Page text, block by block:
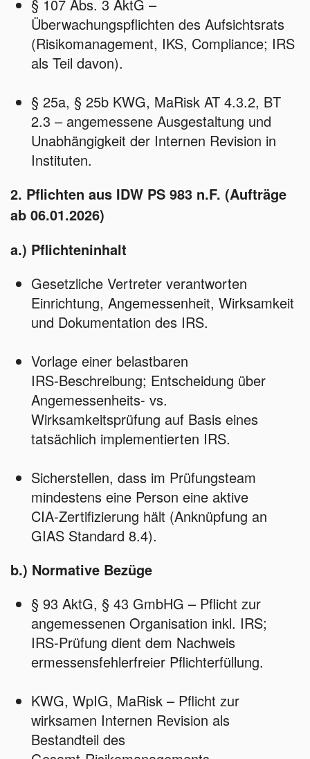
§ 107 Abs. 3 AktG –
Überwachungspflichten des Aufsichtsrats
(Risikomanagement, IKS, Compliance; IRS
als Teil davon).
§ 25a, § 25b KWG, MaRisk AT 4.3.2, BT
2.3 – angemessene Ausgestaltung und
Unabhängigkeit der Internen Revision in
Instituten.
2. Pflichten aus IDW PS 983 n.F. (Aufträge
ab 06.01.2026)
a.) Pflichteninhalt
Gesetzliche Vertreter verantworten
Einrichtung, Angemessenheit, Wirksamkeit
und Dokumentation des IRS.
Vorlage einer belastbaren
IRS‑Beschreibung; Entscheidung über
Angemessenheits‑ vs.
Wirksamkeitsprüfung auf Basis eines
tatsächlich implementierten IRS.
Sicherstellen, dass im Prüfungsteam
mindestens eine Person eine aktive
CIA‑Zertifizierung hält (Anknüpfung an
GIAS Standard 8.4).
b.) Normative Bezüge
§ 93 AktG, § 43 GmbHG – Pflicht zur
angemessenen Organisation inkl. IRS;
IRS‑Prüfung dient dem Nachweis
ermessensfehlerfreier Pflichterfüllung.
KWG, WpIG, MaRisk – Pflicht zur
wirksamen Internen Revision als
Bestandteil des